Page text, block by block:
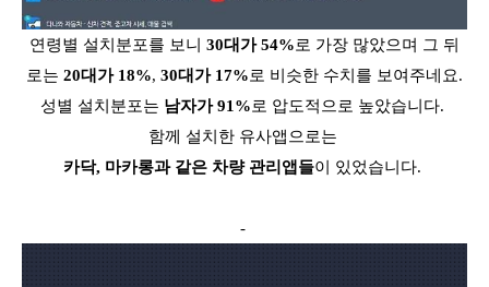
연령별 설치분포를 보니 30대가 54%로 가장 많았으며 그 뒤
로는 20대가 18%, 30대가 17%로 비슷한 수치를 보여주네요.
성별 설치분포는 남자가 91%로 압도적으로 높았습니다.
함께 설치한 유사앱으로는
카닥, 마카롱과 같은 차량 관리앱들이 있었습니다.
-